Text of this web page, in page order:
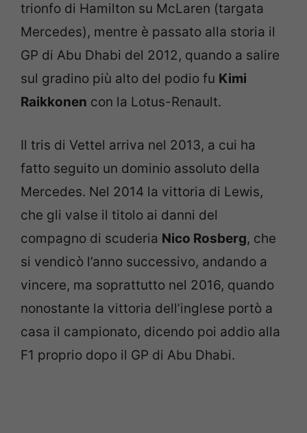
trionfo di Hamilton su McLaren (targata
Mercedes), mentre è passato alla storia il
GP di Abu Dhabi del 2012, quando a salire
sul gradino più alto del podio fu Kimi
Raikkonen con la Lotus-Renault.
Il tris di Vettel arriva nel 2013, a cui ha
fatto seguito un dominio assoluto della
Mercedes. Nel 2014 la vittoria di Lewis,
che gli valse il titolo ai danni del
compagno di scuderia Nico Rosberg, che
si vendicò l’anno successivo, andando a
vincere, ma soprattutto nel 2016, quando
nonostante la vittoria dell’inglese portò a
casa il campionato, dicendo poi addio alla
F1 proprio dopo il GP di Abu Dhabi.